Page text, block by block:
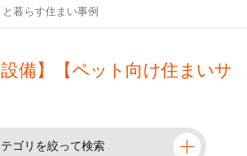
暮らす住まい事例
備】【ペット向け住まいサ
ゴリを絞って検索